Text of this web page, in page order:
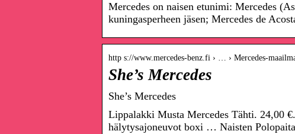
Mercedes on naisen etunimi: Mercedes
kuningasperheen jäsen; Mercedes de
http s://www.mercedes-benz.fi › … › Mercedes-
She’s Mercedes
She’s Mercedes
Lippalakki Musta Mercedes Tähti. 24,00
hälytysajoneuvot boxi … Naisten